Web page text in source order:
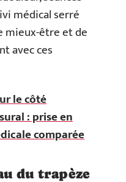
médical serré
mieux-être et de
avec ces
le côté
: prise en
comparée
du trapèze